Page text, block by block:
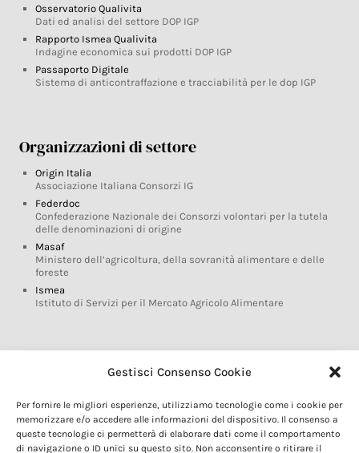
Gestisci Consenso Cookie
Per fornire le migliori esperienze, utilizziamo tecnologie come i cookie per
memorizzare e/o accedere alle informazioni del dispositivo. Il consenso a
queste tecnologie ci permetterà di elaborare dati come il comportamento
di navigazione o ID unici su questo sito. Non acconsentire o ritirare il
Osservatorio Qualivita
Dati ed analisi del settore DOP IGP
Rapporto Ismea Qualivita
Indagine economica sui prodotti DOP IGP
Passaporto Digitale
Sistema di anticontraffazione e tracciabilità per le dop IGP
Organizzazioni di settore
Origin Italia
Associazione Italiana Consorzi IG
Federdoc
Confederazione Nazionale dei Consorzi volontari per la tutela
delle denominazioni di origine
Masaf
Ministero dell’agricoltura, della sovranità alimentare e delle
foreste
Ismea
Istituto di Servizi per il Mercato Agricolo Alimentare
Glossario DOP IGP
Marchi DOP IGP
Normativa prodotti DOP IGP
Consorzi di Tutela